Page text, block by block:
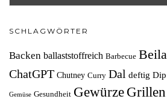
SCHLAGWÖRTER
Backen ballaststoffreich Barbecue
ChatGPT Chutney Curry Dal deftig Dip
Gemüse Gesundheit Gewürze Grillen